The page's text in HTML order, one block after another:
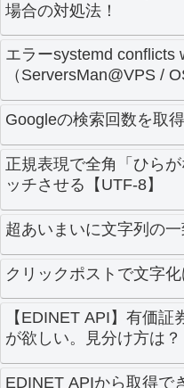
場合の対処法！
エラーsystemd conflicts
（ServersMan@VPS /
Googleの検索回数を取
正規表現で全角「ひら
ッチさせる【UTF-8】
超あいまいに文字列の
クリックポストで文字
【EDINET API】有価
が欲しい。見分け方は？
EDINET APIから取得で